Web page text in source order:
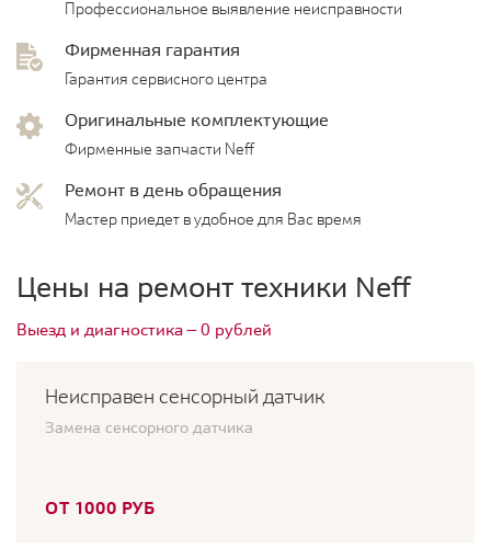
Профессиональное выявление неисправности
Фирменная гарантия
Гарантия сервисного центра
Оригинальные комплектующие
Фирменные запчасти Neff
Ремонт в день обращения
Мастер приедет в удобное для Вас время
Цены на ремонт техники Neff
Выезд и диагностика — 0 рублей
Неисправен сенсорный датчик
Замена сенсорного датчика
ОТ 1000 РУБ